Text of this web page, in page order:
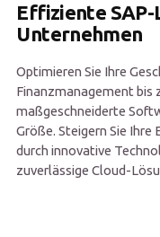
Effiziente
Unternehmen
Optimieren Sie Ihre
Finanzmanagement bis
maßgeschneiderte
Größe. Steigern Sie
durch innovative
zuverlässige Cloud-